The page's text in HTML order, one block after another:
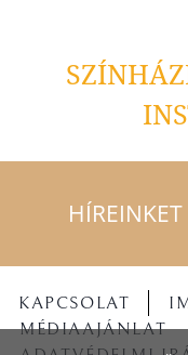
KAPCSOLAT
MÉDIAAJÁNLAT